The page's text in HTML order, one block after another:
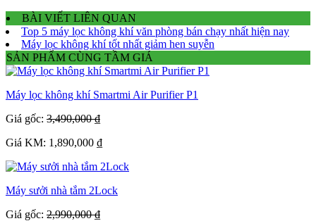
BÀI VIẾT LIÊN QUAN
Top 5 máy lọc không khí văn phòng bán chạy nhất hiện nay
Máy lọc không khí tốt nhất giảm hen suyễn
SẢN PHẨM CÙNG TẦM GIÁ
Máy lọc không khí Smartmi Air Purifier P1
Giá gốc: 3,490,000 ₫
Giá KM: 1,890,000 ₫
Máy sưởi nhà tắm 2Lock
Giá gốc: 2,990,000 ₫